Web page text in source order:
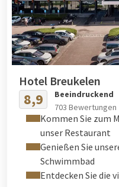
Hotel Breukelen
8,9
Beeindruckend
703 Bewertungen
Kommen Sie zum
unser Restaurant
Genießen Sie
Schwimmbad
Entdecken Sie die